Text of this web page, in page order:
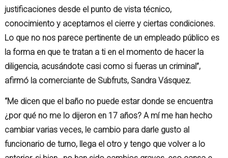
justificaciones desde el punto de vista técnico,
conocimiento y aceptamos el cierre y ciertas condiciones.
Lo que no nos parece pertinente de un empleado público es
la forma en que te tratan a ti en el momento de hacer la
diligencia, acusándote casi como si fueras un criminal”,
afirmó la comerciante de Subfruts, Sandra Vásquez.
“Me dicen que el baño no puede estar donde se encuentra
¿por qué no me lo dijeron en 17 años? A mí me han hecho
cambiar varias veces, le cambio para darle gusto al
funcionario de turno, llega el otro y tengo que volver a lo